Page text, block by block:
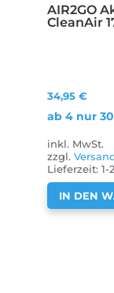
AIR2GO
CleanAir
34,95 €
ab 4 nur
inkl. MwSt.
zzgl.
Lieferzeit: 1-
IN DEN